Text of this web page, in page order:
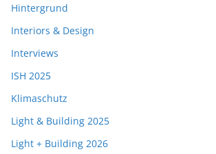
Hintergrund
Interiors & Design
Interviews
ISH 2025
Klimaschutz
Light & Building 2025
Light + Building 2026